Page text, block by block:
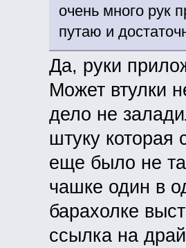
очень много рук
путаю и
Да, руки
Может втулки
дело не
штуку которая
еще было не
чашке один в
барахолке
ссылка на